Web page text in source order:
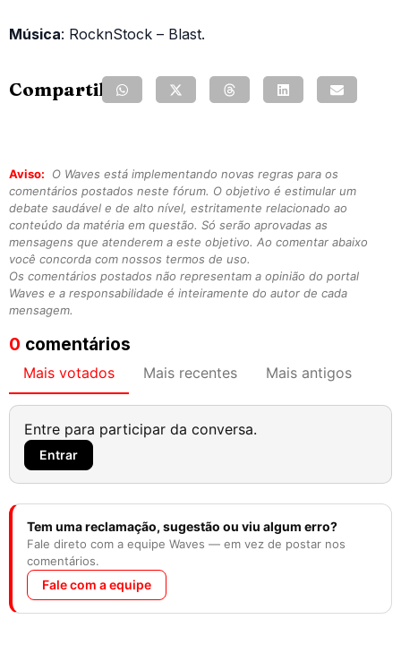
Música: RocknStock – Blast.
Compartilhe:
Aviso:
O Waves está implementando novas regras para os
comentários postados neste fórum. O objetivo é estimular um
debate saudável e de alto nível, estritamente relacionado ao
conteúdo da matéria em questão. Só serão aprovadas as
mensagens que atenderem a este objetivo. Ao comentar abaixo
você concorda com nossos termos de uso.
Os comentários postados não representam a opinião do portal
Waves e a responsabilidade é inteiramente do autor de cada
mensagem.
0 comentários
Mais votados Mais recentes Mais antigos
Entre para participar da conversa.
Entrar
Tem uma reclamação, sugestão ou viu algum erro?
Fale direto com a equipe Waves — em vez de postar nos
comentários.
Fale com a equipe